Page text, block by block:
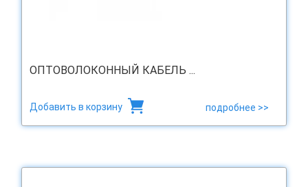
ОПТОВОЛОКОННЫЙ КАБЕЛЬ ...
Добавить в корзину подробнее >>